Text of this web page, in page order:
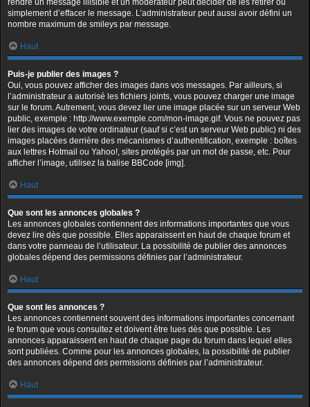
rendre un message illisible et un modérateur peut décider de les retirer ou
simplement d’effacer le message. L’administrateur peut aussi avoir défini un
nombre maximum de smileys par message.
Haut
Puis-je publier des images ?
Oui, vous pouvez afficher des images dans vos messages. Par ailleurs, si
l’administrateur a autorisé les fichiers joints, vous pouvez charger une image
sur le forum. Autrement, vous devez lier une image placée sur un serveur Web
public, exemple : http://www.exemple.com/mon-image.gif. Vous ne pouvez pas
lier des images de votre ordinateur (sauf si c’est un serveur Web public) ni des
images placées derrière des mécanismes d’authentification, exemple : boîtes
aux lettres Hotmail ou Yahoo!, sites protégés par un mot de passe, etc. Pour
afficher l’image, utilisez la balise BBCode [img].
Haut
Que sont les annonces globales ?
Les annonces globales contiennent des informations importantes que vous
devez lire dès que possible. Elles apparaissent en haut de chaque forum et
dans votre panneau de l’utilisateur. La possibilité de publier des annonces
globales dépend des permissions définies par l’administrateur.
Haut
Que sont les annonces ?
Les annonces contiennent souvent des informations importantes concernant
le forum que vous consultez et doivent être lues dès que possible. Les
annonces apparaissent en haut de chaque page du forum dans lequel elles
sont publiées. Comme pour les annonces globales, la possibilité de publier
des annonces dépend des permissions définies par l’administrateur.
Haut